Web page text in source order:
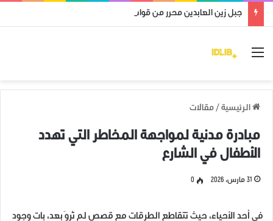
جبل زين العابدين محرر من قوات النظام وميليشياته
القائمة
الرئيسية / مقالات
مبادرة مدنية لمواجهة المخاطر التي تهدد
الأطفال في الشارع
31 مارس، 2026 0
في أحد الأحياء، حيث تتقاطع الطرقات مع قصص لم تُروَ بعد، بات وجود